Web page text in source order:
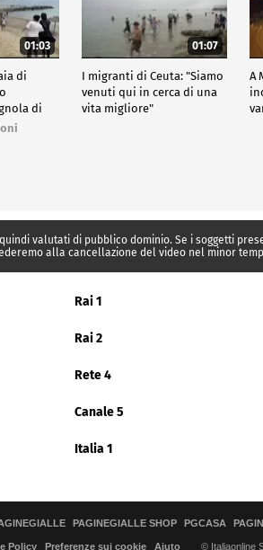
01:03
di
di
01:07
I migranti di Ceuta: "Siamo
venuti qui in cerca di una
vita migliore"
A
valutati di pubblico dominio. Se i soggetti
alla cancellazione del video nel minor
Rai 1
Rai 2
Rete 4
Canale 5
Italia 1
PAGINEGIALLE SHOP PGCASA
Policy Preferenze sui cookie Aiuto © Italiaonline